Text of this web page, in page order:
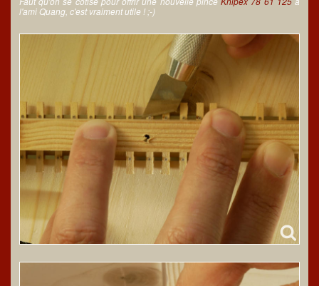
l'ami Quang, c'est vraiment utile ! ;-)